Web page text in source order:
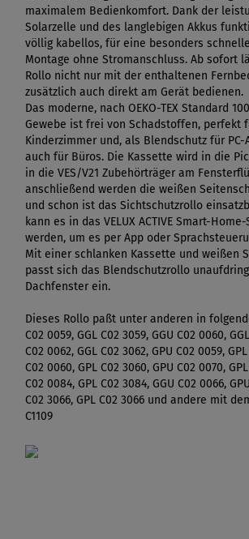
maximalem Bedienkomfort. Dank der
Solarzelle und des langlebigen Akkus
völlig kabellos, für eine besonders
Montage ohne Stromanschluss. Ab sofort
Rollo nicht nur mit der enthaltenen
zusätzlich auch direkt am Gerät bedienen.
Das moderne, nach OEKO-TEX Standard
Gewebe ist frei von Schadstoffen, perfekt
Kinderzimmer und, als Blendschutz für
auch für Büros. Die Kassette wird in die
in die VES/V21 Zubehörträger am
anschließend werden die weißen
und schon ist das Sichtschutzrollo
kann es in das VELUX ACTIVE Smart-
werden, um es per App oder
Mit einer schlanken Kassette und weißen
passt sich das Blendschutzrollo
Dachfenster ein.
Dieses Rollo paßt unter anderen in
C02 0059, GGL C02 3059, GGU C02 0060,
C02 0062, GGL C02 3062, GPU C02 0059,
C02 0060, GPL C02 3060, GPU C02 0070,
C02 0084, GPL C02 3084, GGU C02 0066,
C02 3066, GPL C02 3066 und andere mit
C1109